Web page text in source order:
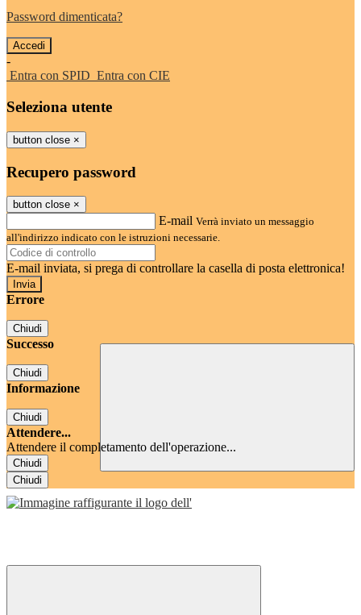
Password dimenticata?
-
Entra con SPID Entra con CIE
Seleziona utente
button close ×
Recupero password
button close ×
E-mail Verrà inviato un messaggio
all'indirizzo indicato con le istruzioni necessarie.
E-mail inviata, si prega di controllare la casella di posta elettronica!
Errore
Chiudi
Successo
Chiudi
Informazione
Chiudi
Attendere...
Attendere il completamento dell'operazione...
Chiudi
Chiudi